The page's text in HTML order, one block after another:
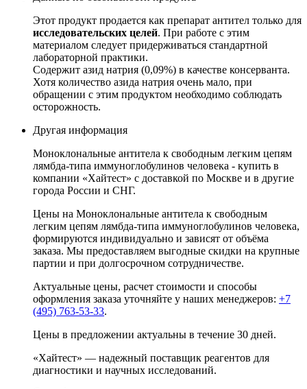
Этот продукт продается как препарат антител только для
исследовательских целей. При работе с этим
материалом следует придерживаться стандартной
лабораторной практики.
Содержит азид натрия (0,09%) в качестве консерванта.
Хотя количество азида натрия очень мало, при
обращении с этим продуктом необходимо соблюдать
осторожность.
Другая информация
Моноклональные антитела к свободным легким цепям
лямбда-типа иммуноглобулинов человека - купить в
компании «Хайтест» с доставкой по Москве и в другие
города России и СНГ.
Цены на Моноклональные антитела к свободным
легким цепям лямбда-типа иммуноглобулинов человека,
формируются индивидуально и зависят от объёма
заказа. Мы предоставляем выгодные скидки на крупные
партии и при долгосрочном сотрудничестве.
Актуальные цены, расчет стоимости и способы
оформления заказа уточняйте у наших менеджеров: +7
(495) 763-53-33.
Цены в предложении актуальны в течение 30 дней.
«Хайтест» — надежный поставщик реагентов для
диагностики и научных исследований.